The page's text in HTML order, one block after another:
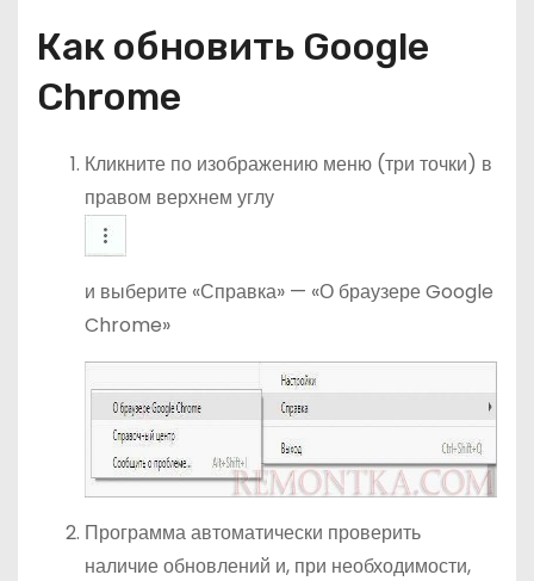
Как обновить Google
Chrome
Кликните по изображению меню (три точки) в
правом верхнем углу
и выберите «Справка» — «О браузере Google
Chrome»
Программа автоматически проверить
наличие обновлений и, при необходимости,